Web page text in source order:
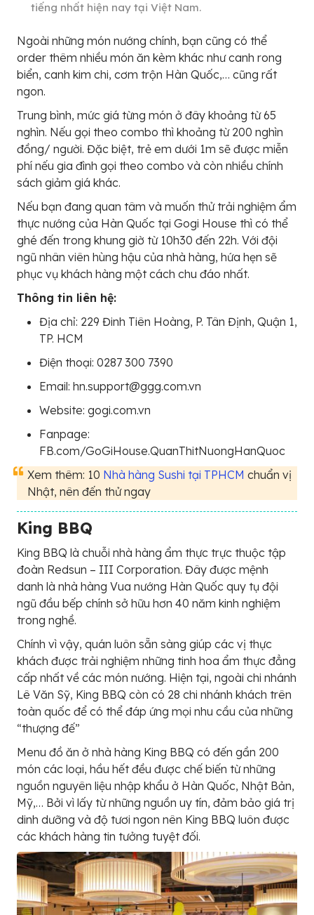
tiếng nhất hiện nay tại Việt Nam.
Ngoài những món nướng chính, bạn cũng có thể
order thêm nhiều món ăn kèm khác như canh rong
biển, canh kim chi, cơm trộn Hàn Quốc,… cũng rất
ngon.
Trung bình, mức giá từng món ở đây khoảng từ 65
nghìn. Nếu gọi theo combo thì khoảng từ 200 nghìn
đồng/ người. Đặc biệt, trẻ em dưới 1m sẽ được miễn
phí nếu gia đình gọi theo combo và còn nhiều chính
sách giảm giá khác.
Nếu bạn đang quan tâm và muốn thử trải nghiệm ẩm
thực nướng của Hàn Quốc tại Gogi House thì có thể
ghé đến trong khung giờ từ 10h30 đến 22h. Với đội
ngũ nhân viên hùng hậu của nhà hàng, hứa hẹn sẽ
phục vụ khách hàng một cách chu đáo nhất.
Thông tin liên hệ:
Địa chỉ: 229 Đinh Tiên Hoàng, P. Tân Định, Quận 1,
TP. HCM
Điện thoại: 0287 300 7390
Email: hn.support@ggg.com.vn
Website: gogi.com.vn
Fanpage:
FB.com/GoGiHouse.QuanThitNuongHanQuoc
Xem thêm: 10 Nhà hàng Sushi tại TPHCM chuẩn vị
Nhật, nên đến thử ngay
King BBQ
King BBQ là chuỗi nhà hàng ẩm thực trực thuộc tập
đoàn Redsun – III Corporation. Đây được mệnh
danh là nhà hàng Vua nướng Hàn Quốc quy tụ đội
ngũ đầu bếp chính sở hữu hơn 40 năm kinh nghiệm
trong nghề.
Chính vì vậy, quán luôn sẵn sàng giúp các vị thực
khách được trải nghiệm những tinh hoa ẩm thực đẳng
cấp nhất về các món nướng. Hiện tại, ngoài chi nhánh
Lê Văn Sỹ, King BBQ còn có 28 chi nhánh khách trên
toàn quốc để có thể đáp ứng mọi nhu cầu của những
“thượng đế”
Menu đồ ăn ở nhà hàng King BBQ có đến gần 200
món các loại, hầu hết đều được chế biến từ những
nguồn nguyên liệu nhập khẩu ở Hàn Quốc, Nhật Bản,
Mỹ,… Bởi vì lấy từ những nguồn uy tín, đảm bảo giá trị
dinh dưỡng và độ tươi ngon nên King BBQ luôn được
các khách hàng tin tưởng tuyệt đối.